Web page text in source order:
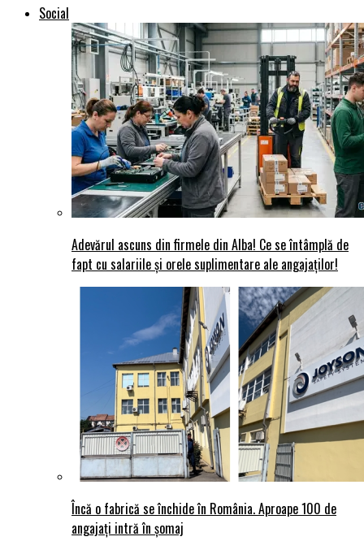
Social
Adevărul ascuns din firmele din Alba! Ce se întâmplă de
fapt cu salariile și orele suplimentare ale angajaților!
Încă o fabrică se închide în România. Aproape 100 de
angajați intră în șomaj